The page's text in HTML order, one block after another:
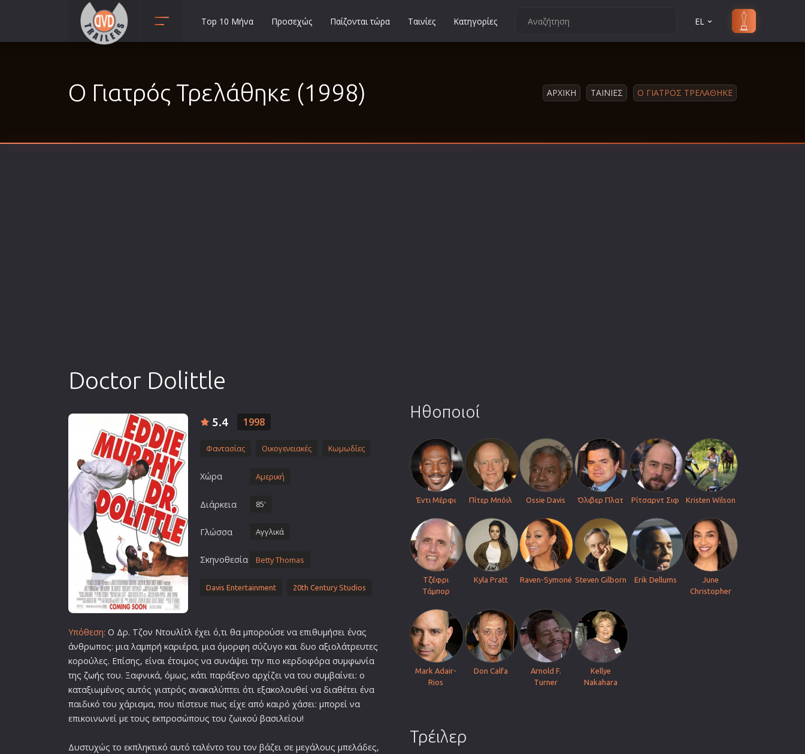
Αισθηματικές
Θρίλερ
Ιστορικές
Κλασσικές
Μικρού Μήκους
Top 10 Μήνα Προσεχώς Παίζονται τώρα Ταινίες Κατηγορίες EL
Ο Γιατρός Τρελάθηκε (1998) ΑΡΧΙΚΗ ΤΑΙΝΙΕΣ Ο ΓΙΑΤΡΟΣ ΤΡΕΛΑΘΗΚΕ
Doctor Dolittle
5.4 1998
Φαντασίας Οικογενειακές Κωμωδίες
Χώρα Αμερική
Διάρκεια 85'
Γλώσσα Αγγλικά
Σκηνοθεσία Betty Thomas
Davis Entertainment 20th Century Studios
Υπόθεση: Ο Δρ. Τζον Ντουλίτλ έχει ό,τι θα μπορούσε να επιθυμήσει ένας
άνθρωπος: μια λαμπρή καριέρα, μια όμορφη σύζυγο και δυο αξιολάτρευτες
κορούλες. Επίσης, είναι έτοιμος να συνάψει την πιο κερδοφόρα συμφωνία
της ζωής του. Ξαφνικά, όμως, κάτι παράξενο αρχίζει να του συμβαίνει: ο
καταξιωμένος αυτός γιατρός ανακαλύπτει ότι εξακολουθεί να διαθέτει ένα
παιδικό του χάρισμα, που πίστευε πως είχε από καιρό χάσει: μπορεί να
επικοινωνεί με τους εκπροσώπους του ζωικού βασιλείου!
Δυστυχώς το εκπληκτικό αυτό ταλέντο του τον βάζει σε μεγάλους μπελάδες,
Ηθοποιοί
Έντι Μέρφι Πίτερ Μπόιλ Ossie Davis Όλιβερ Πλατ Ρίτσαρντ Σιφ Kristen Wilson
Τζέφρι
Τάμπορ
Kyla Pratt Raven-Symoné Steven Gilborn Erik Dellums
June
Christopher
Mark Adair-
Rios
Don Calfa
Arnold F.
Turner
Kellye
Nakahara
Τρέιλερ